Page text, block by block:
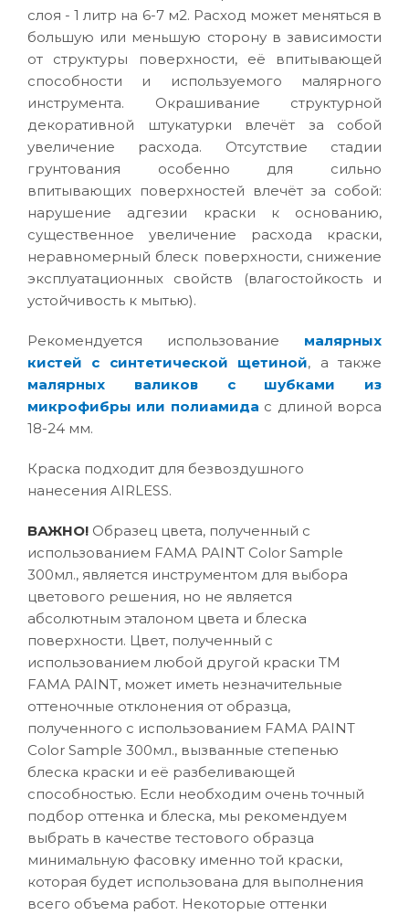
слоя - 1 литр на 6-7 м2. Расход может меняться в
большую или меньшую сторону в зависимости
от структуры поверхности, её впитывающей
способности и используемого малярного
инструмента. Окрашивание структурной
декоративной штукатурки влечёт за собой
увеличение расхода. Отсутствие стадии
грунтования особенно для сильно
впитывающих поверхностей влечёт за собой:
нарушение адгезии краски к основанию,
существенное увеличение расхода краски,
неравномерный блеск поверхности, снижение
эксплуатационных свойств (влагостойкость и
устойчивость к мытью).
Рекомендуется использование малярных
кистей с синтетической щетиной, а также
малярных валиков с шубками из
микрофибры или полиамида с длиной ворса
18-24 мм.
Краска подходит для безвоздушного
нанесения AIRLESS.
ВАЖНО! Образец цвета, полученный с
использованием FAMA PAINT Color Sample
300мл., является инструментом для выбора
цветового решения, но не является
абсолютным эталоном цвета и блеска
поверхности. Цвет, полученный с
использованием любой другой краски ТМ
FAMA PAINT, может иметь незначительные
оттеночные отклонения от образца,
полученного с использованием FAMA PAINT
Color Sample 300мл., вызванные степенью
блеска краски и её разбеливающей
способностью. Если необходим очень точный
подбор оттенка и блеска, мы рекомендуем
выбрать в качестве тестового образца
минимальную фасовку именно той краски,
которая будет использована для выполнения
всего объема работ. Некоторые оттенки